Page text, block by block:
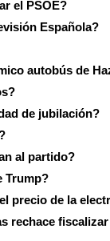
el PSOE?
Española?
autobús de
de jubilación?
al partido?
Trump?
precio de la
rechace fiscalizar